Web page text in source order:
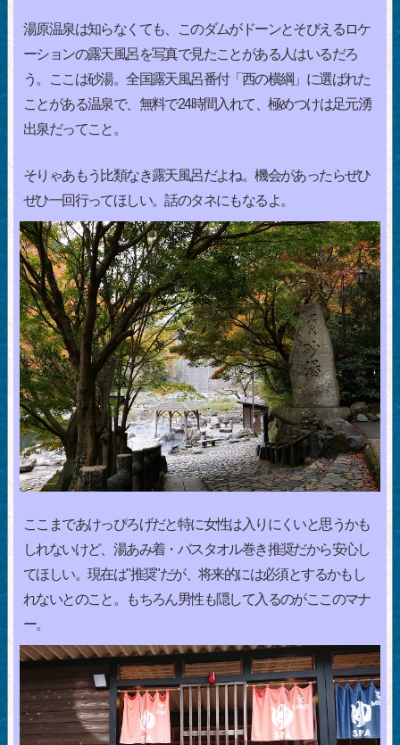
湯原温泉は知らなくても、このダムがドーンとそびえるロケ
ーションの露天風呂を写真で見たことがある人はいるだろ
う。ここは砂湯。全国露天風呂番付「西の横綱」に選ばれた
ことがある温泉で、無料で24時間入れて、極めつけは足元湧
出泉だってこと。
そりゃあもう比類なき露天風呂だよね。機会があったらぜひ
ぜひ一回行ってほしい。話のタネにもなるよ。
ここまであけっぴろげだと特に女性は入りにくいと思うかも
しれないけど、湯あみ着・バスタオル巻き推奨だから安心し
てほしい。現在は"推奨"だが、将来的には必須とするかもし
れないとのこと。もちろん男性も隠して入るのがここのマナ
ー。